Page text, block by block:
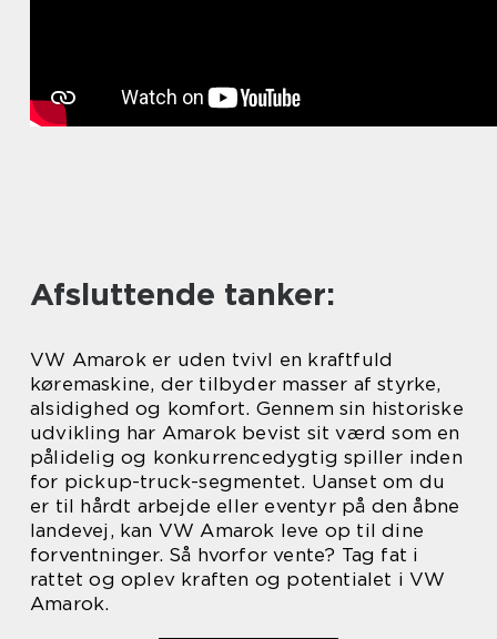
Afsluttende tanker:
VW Amarok er uden tvivl en kraftfuld
køremaskine, der tilbyder masser af styrke,
alsidighed og komfort. Gennem sin historiske
udvikling har Amarok bevist sit værd som en
pålidelig og konkurrencedygtig spiller inden
for pickup-truck-segmentet. Uanset om du
er til hårdt arbejde eller eventyr på den åbne
landevej, kan VW Amarok leve op til dine
forventninger. Så hvorfor vente? Tag fat i
rattet og oplev kraften og potentialet i VW
Amarok.